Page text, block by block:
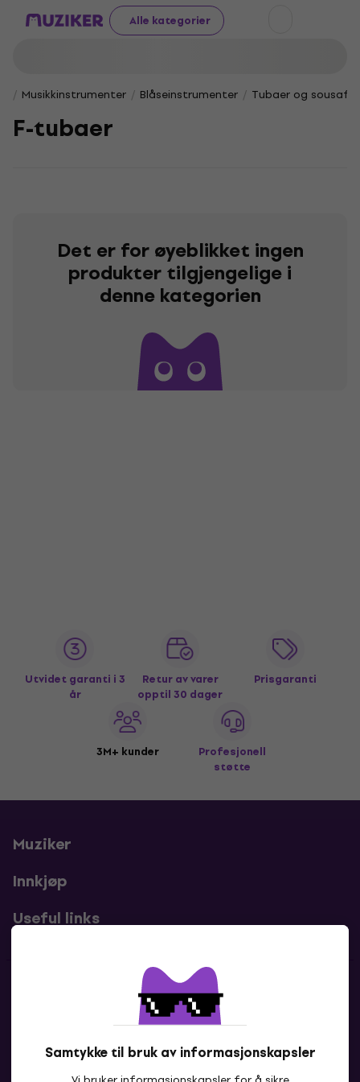
Alle kategorier
Samtykke til bruk av informasjonskapsler
Musikkinstrumenter Blåseinstrumenter Tubaer og
F-tubaer
Det er for øyeblikket ingen
produkter tilgjengelige i
denne kategorien
Utvidet garanti i 3
år
Retur av varer
opptil 30 dager
Prisgaranti
3M+ kunder
Profesjonell
støtte
Muziker
Innkjøp
Useful links
Kontakter
Kontakt oss